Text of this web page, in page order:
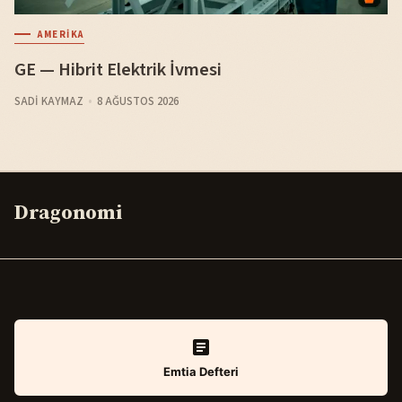
AMERIKA
GE — Hibrit Elektrik İvmesi
SADI KAYMAZ 8 AĞUSTOS 2026
Dragonomi
Emtia Defteri